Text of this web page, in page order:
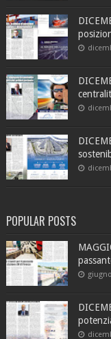
POPULAR POSTS